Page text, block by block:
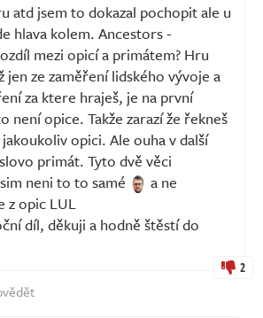
atd jsem to dokazal pochopit ale u
hlava kolem. Ancestors -
mezi opicí a primátem? Hru
jen ze zaměření lidského vývoje a
za ktere hraješ, je na první
není opice. Takže zarazí že řekneš
opici. Ale ouha v další
primát. Tyto dvě věci
neni to to samé
a ne
z opic LUL
díl, děkuji a hodně štěstí do
2